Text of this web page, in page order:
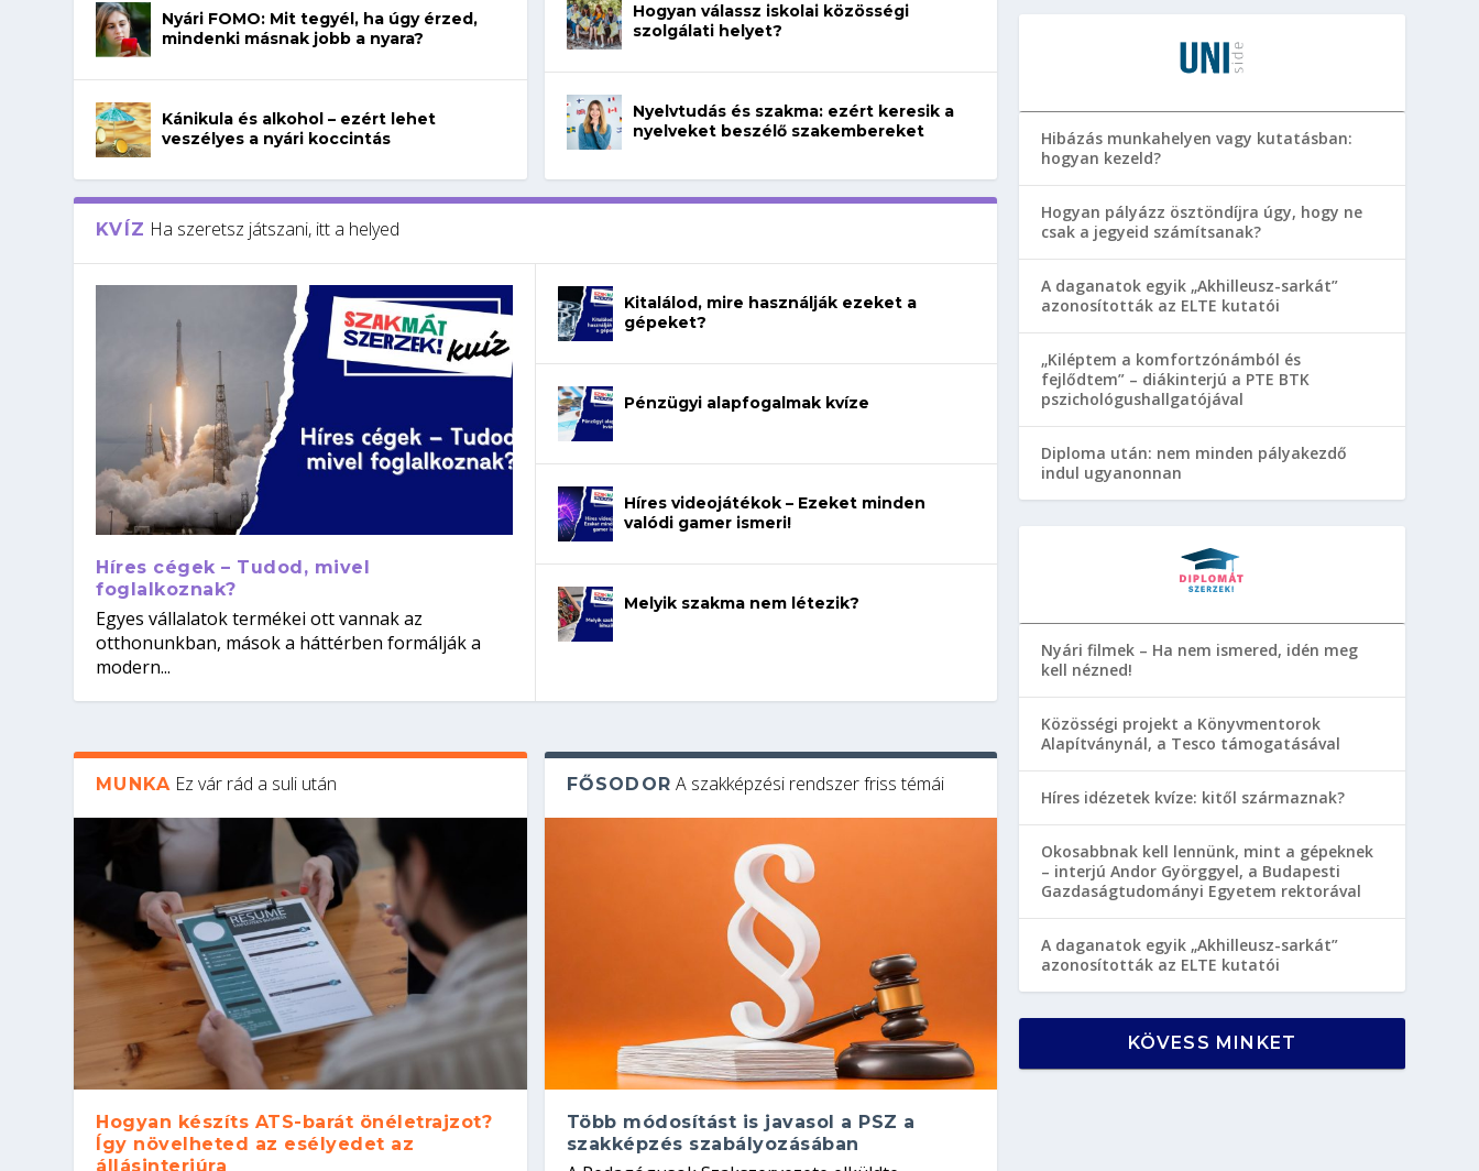
Nyári FOMO: Mit tegyél, ha úgy érzed,
mindenki másnak jobb a nyara?
Kánikula és alkohol – ezért lehet
veszélyes a nyári koccintás
Hogyan válassz iskolai közösségi
szolgálati helyet?
Nyelvtudás és szakma: ezért keresik a
nyelveket beszélő szakembereket
KVÍZ Ha szeretsz játszani, itt a helyed
Híres cégek – Tudod, mivel
foglalkoznak?
Egyes vállalatok termékei ott vannak az
otthonunkban, mások a háttérben formálják a
modern...
Kitalálod, mire használják ezeket a
gépeket?
Pénzügyi alapfogalmak kvíze
Híres videojátékok – Ezeket minden
valódi gamer ismeri!
Melyik szakma nem létezik?
MUNKA Ez vár rád a suli után
Hogyan készíts ATS-barát önéletrajzot?
Így növelheted az esélyedet az
állásinterjúra
FŐSODOR A szakképzési rendszer friss témái
Több módosítást is javasol a PSZ a
szakképzés szabályozásában
Hibázás munkahelyen vagy kutatásban:
hogyan kezeld?
Hogyan pályázz ösztöndíjra úgy, hogy ne
csak a jegyeid számítsanak?
A daganatok egyik „Akhilleusz-sarkát”
azonosították az ELTE kutatói
„Kiléptem a komfortzónámból és
fejlődtem” – diákinterjú a PTE BTK
pszichológushallgatójával
Diploma után: nem minden pályakezdő
indul ugyanonnan
Nyári filmek – Ha nem ismered, idén meg
kell nézned!
Közösségi projekt a Könyvmentorok
Alapítványnál, a Tesco támogatásával
Híres idézetek kvíze: kitől származnak?
Okosabbnak kell lennünk, mint a gépeknek
– interjú Andor Györggyel, a Budapesti
Gazdaságtudományi Egyetem rektorával
A daganatok egyik „Akhilleusz-sarkát”
azonosították az ELTE kutatói
KÖVESS MINKET